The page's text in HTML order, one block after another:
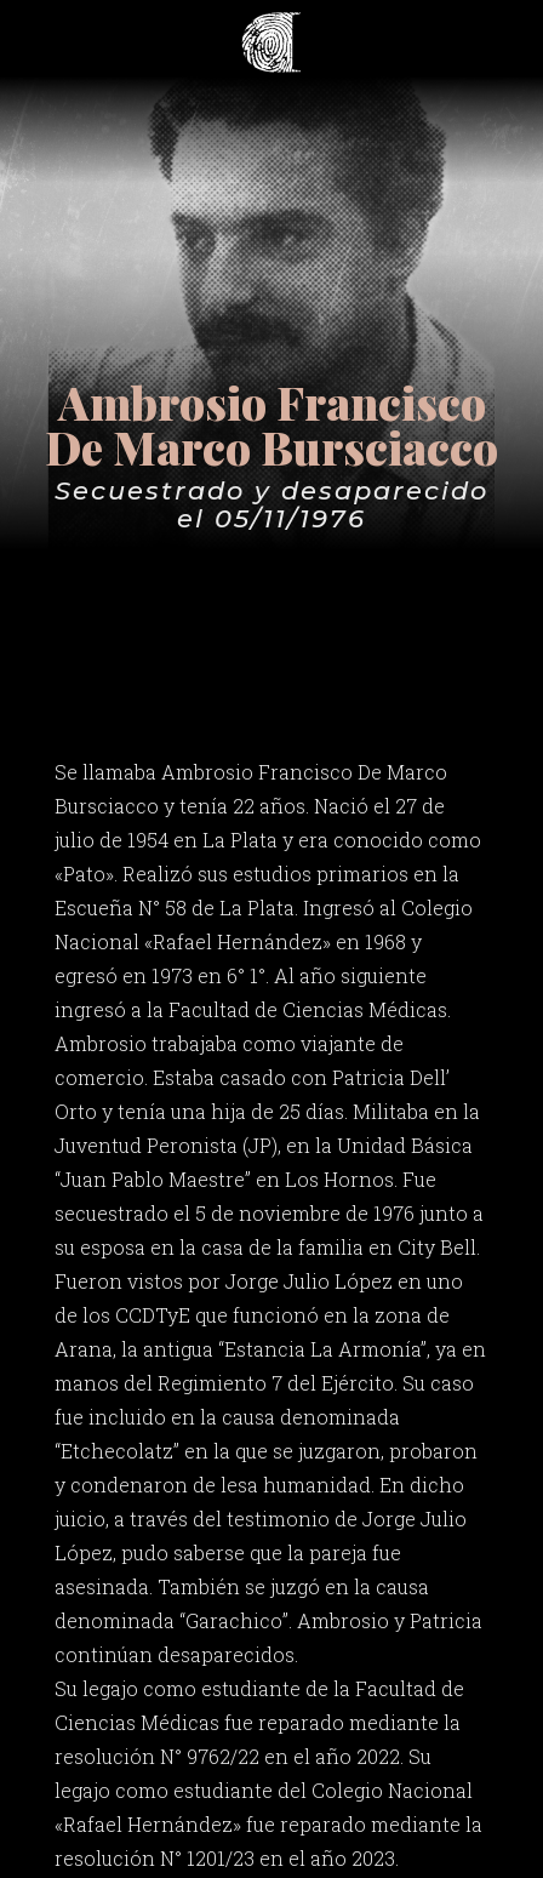
Ambrosio Francisco
De Marco Bursciacco
Secuestrado y desaparecido
el 05/11/1976
Se llamaba Ambrosio Francisco De Marco
Bursciacco y tenía 22 años. Nació el 27 de
julio de 1954 en La Plata y era conocido como
«Pato». Realizó sus estudios primarios en la
Escueña N° 58 de La Plata. Ingresó al Colegio
Nacional «Rafael Hernández» en 1968 y
egresó en 1973 en 6° 1°. Al año siguiente
ingresó a la Facultad de Ciencias Médicas.
Ambrosio trabajaba como viajante de
comercio. Estaba casado con Patricia Dell’
Orto y tenía una hija de 25 días. Militaba en la
Juventud Peronista (JP), en la Unidad Básica
“Juan Pablo Maestre” en Los Hornos. Fue
secuestrado el 5 de noviembre de 1976 junto a
su esposa en la casa de la familia en City Bell.
Fueron vistos por Jorge Julio López en uno
de los CCDTyE que funcionó en la zona de
Arana, la antigua “Estancia La Armonía”, ya en
manos del Regimiento 7 del Ejército. Su caso
fue incluido en la causa denominada
“Etchecolatz” en la que se juzgaron, probaron
y condenaron de lesa humanidad. En dicho
juicio, a través del testimonio de Jorge Julio
López, pudo saberse que la pareja fue
asesinada. También se juzgó en la causa
denominada “Garachico”. Ambrosio y Patricia
continúan desaparecidos.
Su legajo como estudiante de la Facultad de
Ciencias Médicas fue reparado mediante la
resolución N° 9762/22 en el año 2022. Su
legajo como estudiante del Colegio Nacional
«Rafael Hernández» fue reparado mediante la
resolución N° 1201/23 en el año 2023.